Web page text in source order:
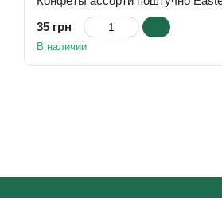
35 грн
В наличии